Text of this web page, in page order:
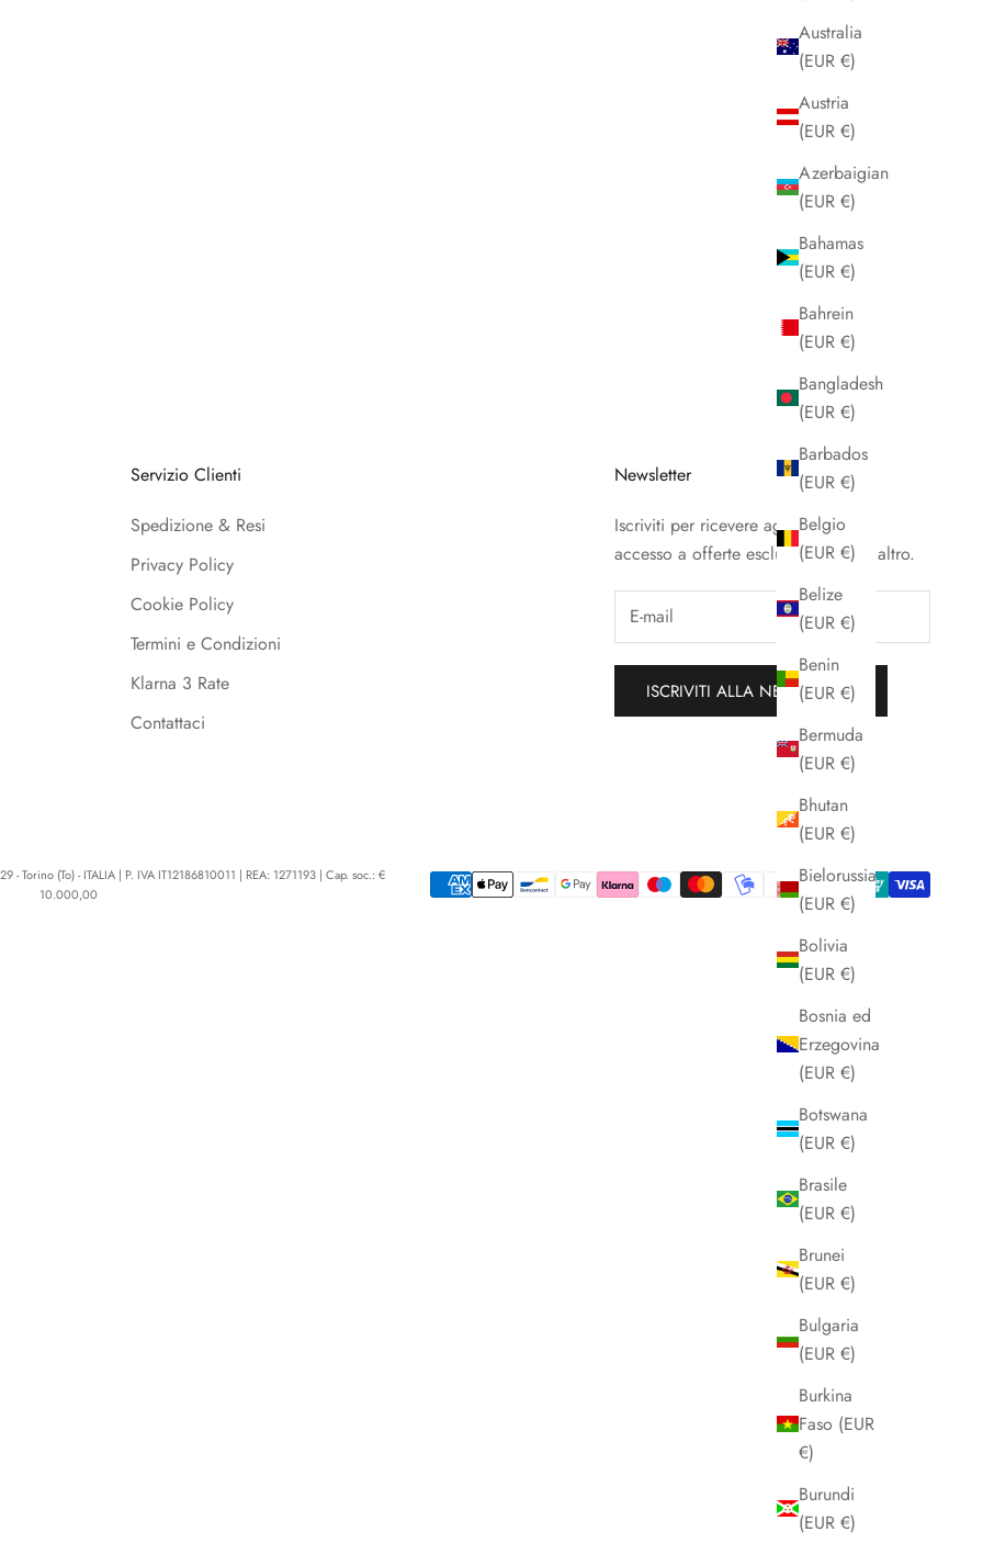
Australia
(EUR €)
Austria
(EUR €)
Azerbaigian
(EUR €)
Bahamas
(EUR €)
Bahrein
(EUR €)
Bangladesh
(EUR €)
Barbados
(EUR €)
Belgio
(EUR €)
Belize
(EUR €)
Benin
(EUR €)
Bermuda
(EUR €)
Bhutan
(EUR €)
Bielorussia
(EUR €)
Bolivia
(EUR €)
Bosnia ed
Erzegovina
(EUR €)
Botswana
(EUR €)
Brasile
(EUR €)
Brunei
(EUR €)
Bulgaria
(EUR €)
Burkina
Faso (EUR
€)
Burundi
(EUR €)
Servizio Clienti
Spedizione & Resi
Privacy Policy
Cookie Policy
Termini e Condizioni
Klarna 3 Rate
Contattaci
Newsletter
Iscriviti per ricevere aggiornamenti,
accesso a offerte esclusive e molto altro.
ISCRIVITI ALLA NEWSLETTER
Torino (To) - ITALIA | P. IVA IT12186810011 | REA: 1271193 | Cap. soc.: €
10.000,00